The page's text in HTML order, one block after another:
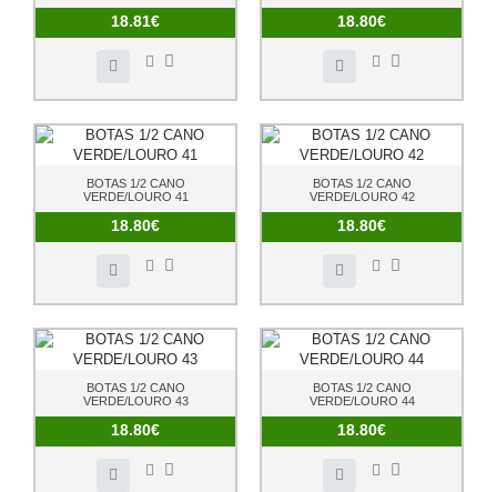
18.81€ 18.80€
BOTAS 1/2 CANO
VERDE/LOURO 41
18.80€
BOTAS 1/2 CANO
VERDE/LOURO 42
18.80€
BOTAS 1/2 CANO
VERDE/LOURO 43
18.80€
BOTAS 1/2 CANO
VERDE/LOURO 44
18.80€